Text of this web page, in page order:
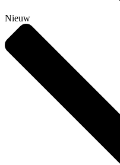
Nieuw